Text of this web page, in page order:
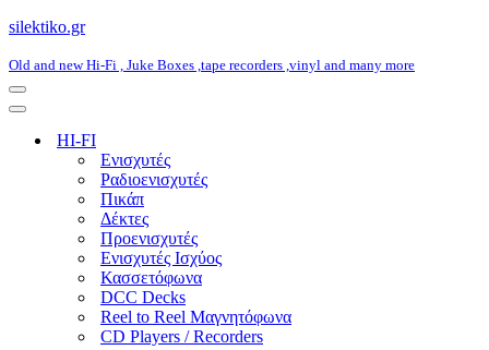
silektiko.gr
Old and new Hi-Fi , Juke Boxes ,tape recorders ,vinyl and many more
Μενού
πλοήγησης
Μενού
πλοήγησης
HI-FI
Ενισχυτές
Ραδιοενισχυτές
Πικάπ
Δέκτες
Προενισχυτές
Ενισχυτές Ισχύος
Κασσετόφωνα
DCC Decks
Reel to Reel Μαγνητόφωνα
CD Players / Recorders